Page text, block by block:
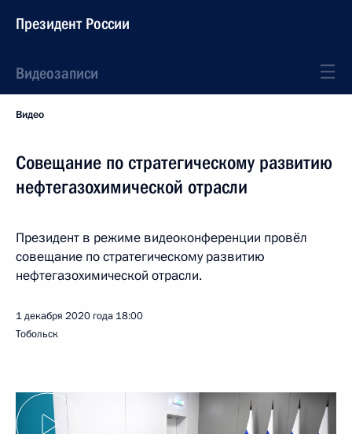
Президент России
Видеозаписи
Видео
Совещание по стратегическому развитию
нефтегазохимической отрасли
Президент в режиме видеоконференции провёл
совещание по стратегическому развитию
нефтегазохимической отрасли.
1 декабря 2020 года 18:00
Тобольск